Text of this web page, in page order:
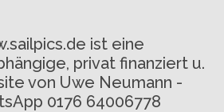
ist eine
privat finanziert u.
von Uwe Neumann -
0176 64006778